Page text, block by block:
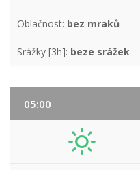
Oblačnost: bez mraků
Srážky [3h]: beze srážek
05:00